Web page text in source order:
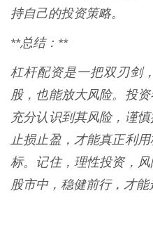
持自己的投资策略。
**总结：**
杠杆配资是一把双刃剑
股，也能放大风险。投
充分认识到其风险，谨
止损止盈，才能真正利
标。记住，理性投资，
股市中，稳健前行，才能